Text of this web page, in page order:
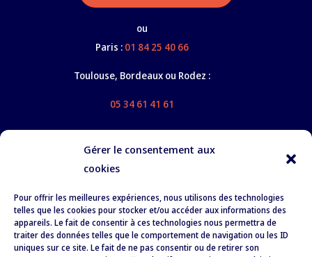
Gérer le consentement aux
cookies
Pour offrir les meilleures expériences, nous utilisons des technologies
telles que les cookies pour stocker et/ou accéder aux informations des
appareils. Le fait de consentir à ces technologies nous permettra de
traiter des données telles que le comportement de navigation ou les ID
uniques sur ce site. Le fait de ne pas consentir ou de retirer son
ou
Paris : 01 84 25 40 66
Toulouse, Bordeaux ou Rodez :
05 34 61 41 61
À propos
Formation